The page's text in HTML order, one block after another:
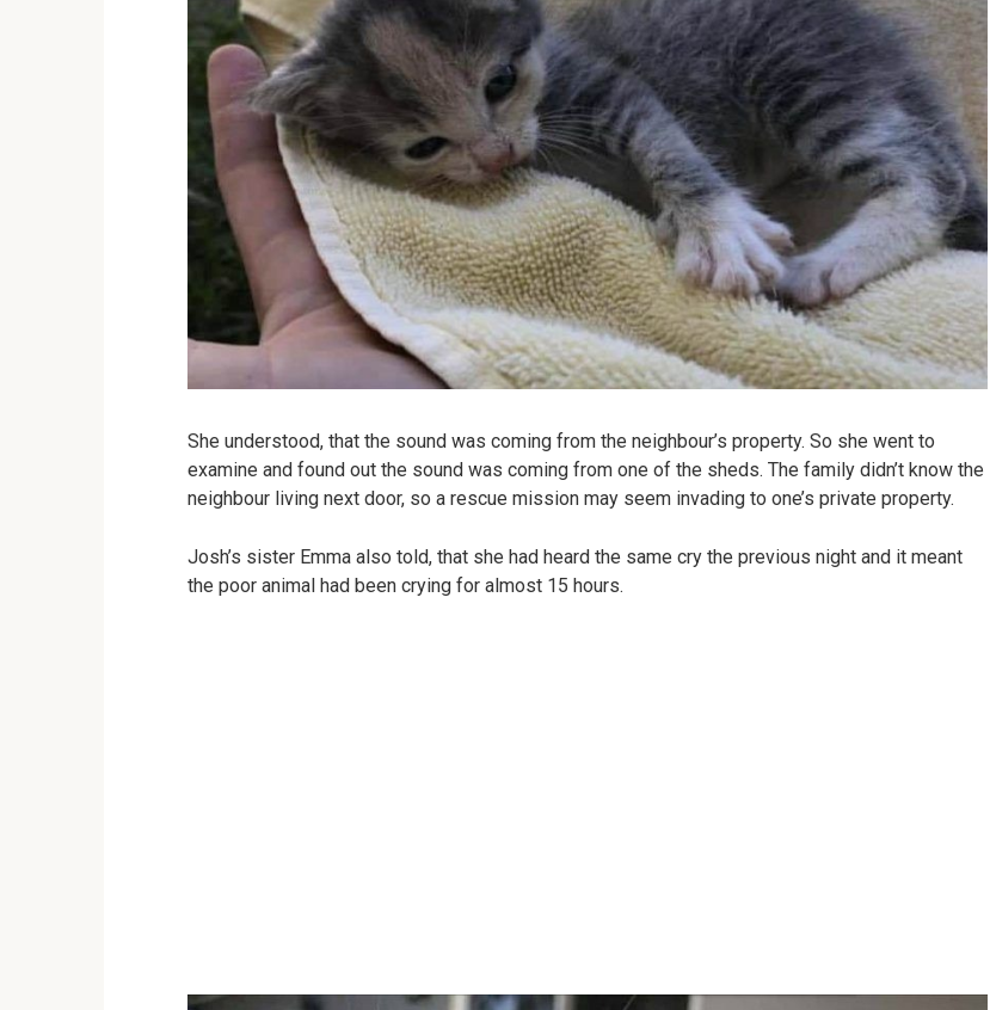
She understood, that the sound was coming from the neighbour’s property. So she went to
examine and found out the sound was coming from one of the sheds. The family didn’t know the
neighbour living next door, so a rescue mission may seem invading to one’s private property.
Josh’s sister Emma also told, that she had heard the same cry the previous night and it meant
the poor animal had been crying for almost 15 hours.